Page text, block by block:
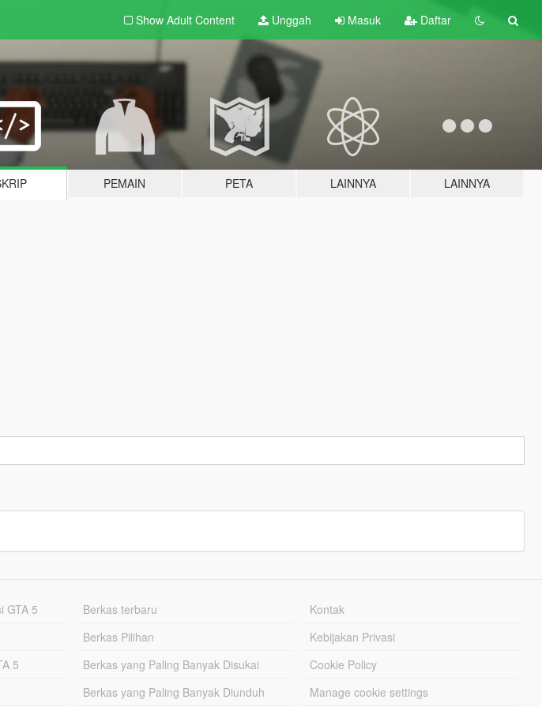
Show Adult Content Unggah Masuk Daftar
PEMAIN PETA LAINNYA LAINNYA
GTA 5
5
Berkas terbaru
Berkas Pilihan
Berkas yang Paling Banyak Disukai
Berkas yang Paling Banyak Diunduh
Kontak
Kebijakan Privasi
Cookie Policy
Manage cookie settings